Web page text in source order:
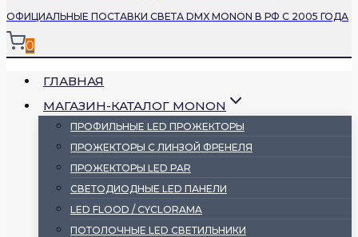
ОФИЦИАЛЬНЫЕ ПОСТАВКИ СВЕТА DMX MONON В РФ С 2005 ГОДА
0
ГЛАВНАЯ
МАГАЗИН-КАТАЛОГ MONON
ПРОФИЛЬНЫЕ LED ПРОЖЕКТОРЫ
ПРОЖЕКТОРЫ С ЛИНЗОЙ ФРЕНЕЛЯ
ПРОЖЕКТОРЫ LED PAR
СВЕТОДИОДНЫЕ LED ПАНЕЛИ
LED FLOOD / CYCLORAMA
ПОТОЛОЧНЫЕ LED СВЕТИЛЬНИКИ